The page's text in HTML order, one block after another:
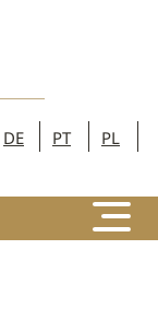
DE PT PL